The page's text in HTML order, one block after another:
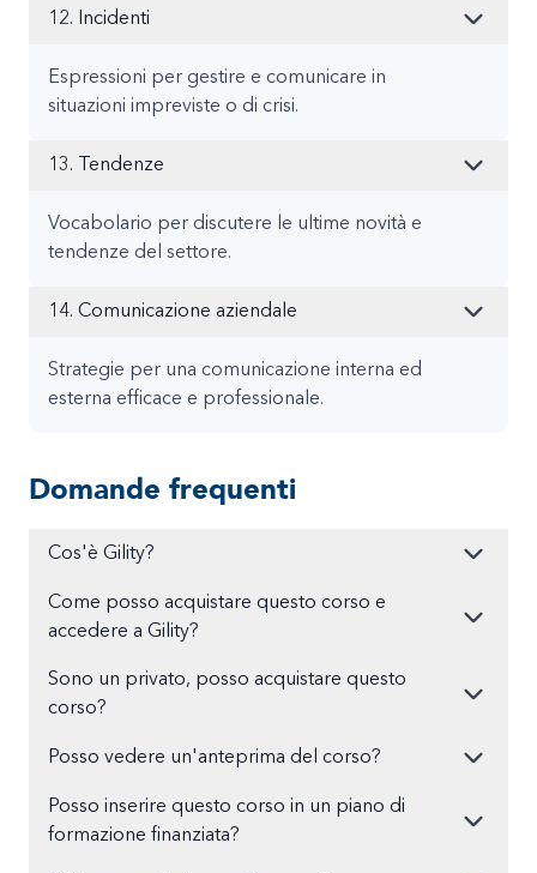
12. Incidenti
Espressioni per gestire e comunicare in
situazioni impreviste o di crisi.
13. Tendenze
Vocabolario per discutere le ultime novità e
tendenze del settore.
14. Comunicazione aziendale
Strategie per una comunicazione interna ed
esterna efficace e professionale.
Domande frequenti
Cos'è Gility?
Come posso acquistare questo corso e
accedere a Gility?
Sono un privato, posso acquistare questo
corso?
Posso vedere un'anteprima del corso?
Posso inserire questo corso in un piano di
formazione finanziata?